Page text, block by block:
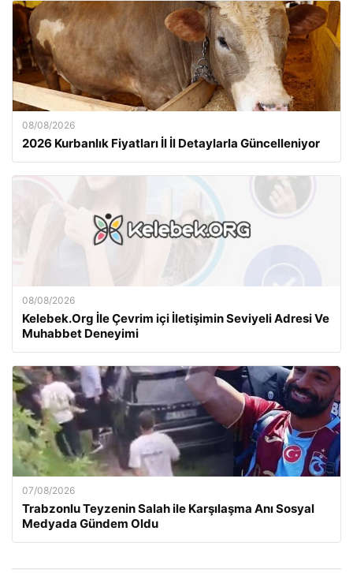
08/08/2026
2026 Kurbanlık Fiyatları İl İl Detaylarla Güncelleniyor
08/08/2026
Kelebek.Org İle Çevrim içi İletişimin Seviyeli Adresi Ve
Muhabbet Deneyimi
07/08/2026
Trabzonlu Teyzenin Salah ile Karşılaşma Anı Sosyal
Medyada Gündem Oldu